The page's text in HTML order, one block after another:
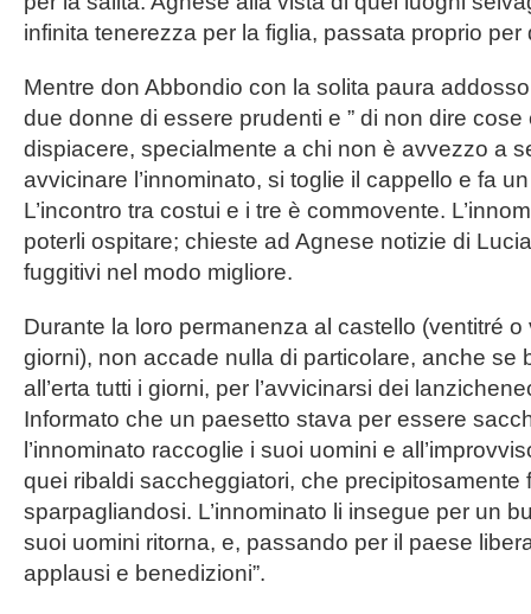
infinita tenerezza per la figlia, passata proprio per
Mentre don Abbondio con la solita paura
due donne di essere prudenti e ” di non dire
dispiacere, specialmente a chi non è avvezzo a
avvicinare l’innominato, si toglie il cappello e fa
L’incontro tra costui e i tre è commovente.
poterli ospitare; chieste ad Agnese notizie di
fuggitivi nel modo migliore.
Durante la loro permanenza al castello (ventitré o
giorni), non accade nulla di particolare, anche se
all’erta tutti i giorni, per l’avvicinarsi dei
Informato che un paesetto stava per essere
l’innominato raccoglie i suoi uomini e
quei ribaldi saccheggiatori, che precipitosamente
sparpagliandosi. L’innominato li insegue per un
suoi uomini ritorna, e, passando per il paese
applausi e benedizioni”.